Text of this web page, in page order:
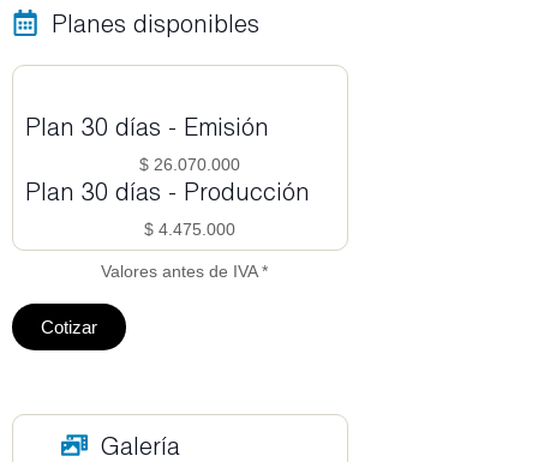
Planes disponibles
Plan 30 días - Emisión
$ 26.070.000
Plan 30 días - Producción
$ 4.475.000
Valores antes de IVA *
Cotizar
Galería